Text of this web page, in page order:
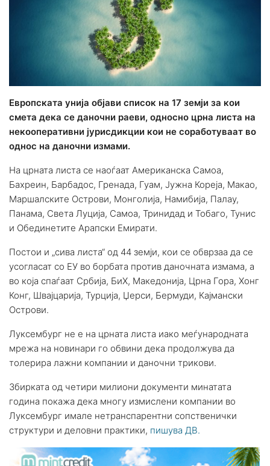
Европската унија објави список на 17 земји за кои
смета дека се даночни раеви, односно црна листа на
некооперативни јурисдикции кои не соработуваат во
однос на даночни измами.
На црната листа се наоѓаат Американска Самоа,
Бахреин, Барбадос, Гренада, Гуам, Јужна Кореја, Макао,
Маршалските Острови, Монголија, Намибија, Палау,
Панама, Света Луција, Самоа, Тринидад и Тобаго, Тунис
и Обединетите Арапски Емирати.
Постои и „сива листа“ од 44 земји, кои се обврзаа да се
усогласат со ЕУ во борбата против даночната измама, а
во која спаѓаат Србија, БиХ, Македонија, Црна Гора, Хонг
Конг, Швајцарија, Турција, Џерси, Бермуди, Кајмански
Острови.
Луксембург не е на црната листа иако меѓународната
мрежа на новинари го обвини дека продолжува да
толерира лажни компании и даночни трикови.
Збирката од четири милиони документи минатата
година покажа дека многу измислени компании во
Луксембург имале нетранспарентни сопственички
структури и деловни практики, пишува ДВ.